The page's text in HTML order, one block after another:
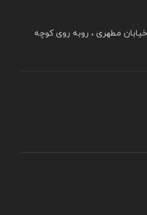
مطهری ، روبه روی کوچه